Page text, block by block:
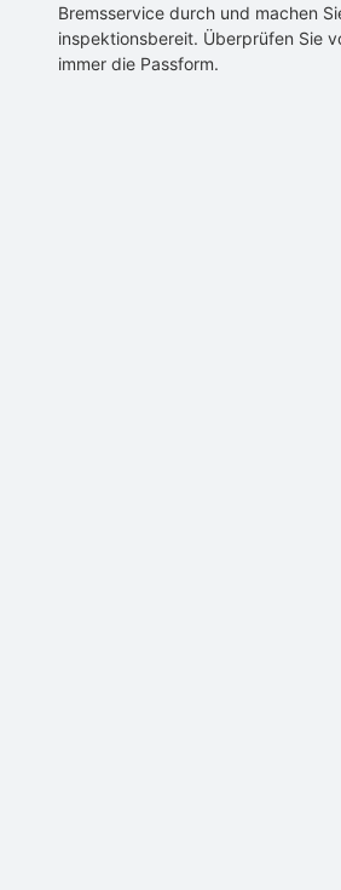
Bremsservice durch und machen
inspektionsbereit. Überprüfen Sie
immer die Passform.